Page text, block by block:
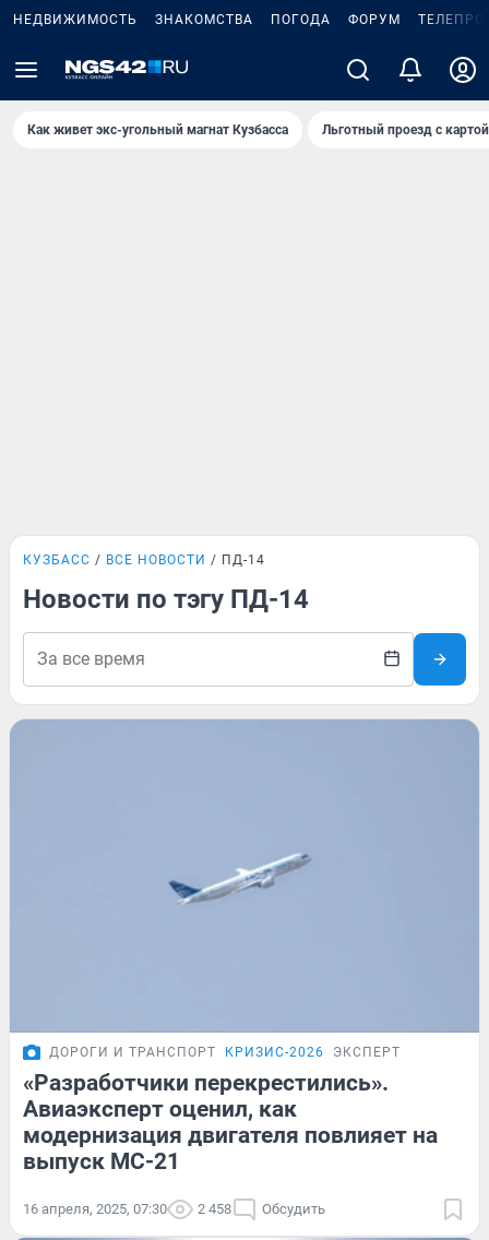
НЕДВИЖИМОСТЬ ЗНАКОМСТВА ПОГОДА ФОРУМ
Как живет экс-угольный магнат Кузбасса Льготный проезд с
КУЗБАСС ВСЕ НОВОСТИ ПД-14
Новости по тэгу ПД-14
ДОРОГИ И ТРАНСПОРТ КРИЗИС-2026 ЭКСПЕРТ
«Разработчики перекрестились».
Авиаэксперт оценил, как
модернизация двигателя повлияет на
выпуск МС-21
16 апреля, 2025, 07:30 2 458 Обсудить